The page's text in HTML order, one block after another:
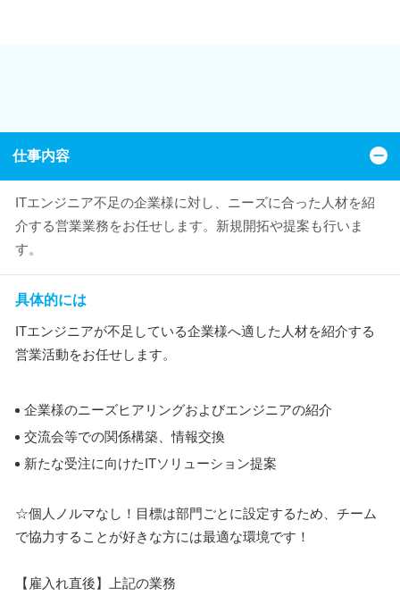
仕事内容
ITエンジニア不足の企業様に対し、ニーズに合った人材を紹
介する営業業務をお任せします。新規開拓や提案も行いま
す。
具体的には
ITエンジニアが不足している企業様へ適した人材を紹介する
営業活動をお任せします。
企業様のニーズヒアリングおよびエンジニアの紹介
交流会等での関係構築、情報交換
新たな受注に向けたITソリューション提案
☆個人ノルマなし！目標は部門ごとに設定するため、チーム
で協力することが好きな方には最適な環境です！
【雇入れ直後】上記の業務